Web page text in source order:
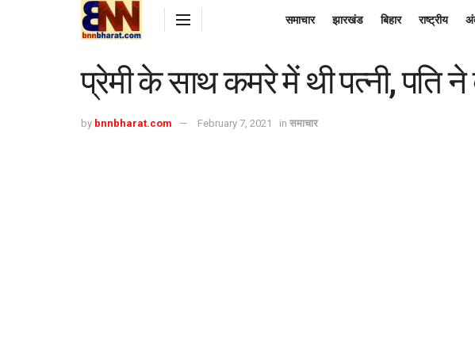
समाचार झारखंड बिहार राष्ट्रीय
प्रेमी के साथ कमरे में थी पत्नी, पति
by bnnbharat.com February 7, 2021 in समाचार